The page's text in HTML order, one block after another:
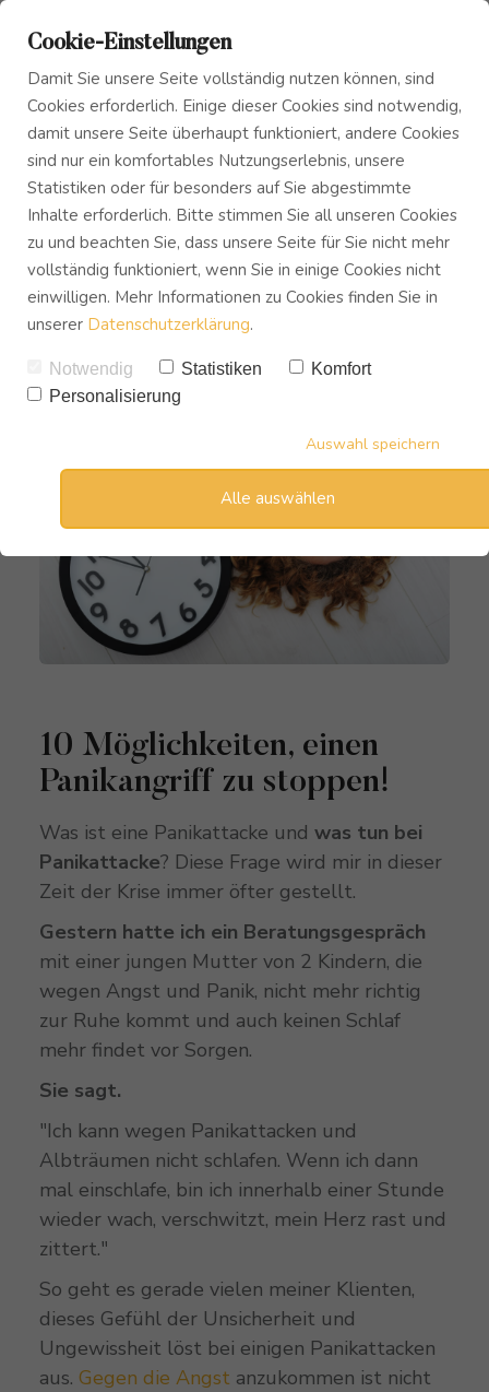
Das Innere Kind
Innerer Frieden
Blog
Podcast
Buch
Download
Was tun bei
Panikattacken? 10 Tipps
die sofort helfen!
27 SHARES
10 Möglichkeiten, einen
Panikangriff zu stoppen!
Was ist eine Panikattacke und was tun bei
Panikattacke? Diese Frage wird mir in dieser
Zeit der Krise immer öfter gestellt.
Gestern hatte ich ein Beratungsgespräch
mit einer jungen Mutter von 2 Kindern, die
wegen Angst und Panik, nicht mehr richtig
zur Ruhe kommt und auch keinen Schlaf
mehr findet vor Sorgen.
Sie sagt.
"Ich kann wegen Panikattacken und
Albträumen nicht schlafen. Wenn ich dann
mal einschlafe, bin ich innerhalb einer Stunde
wieder wach, verschwitzt, mein Herz rast und
zittert."
So geht es gerade vielen meiner Klienten,
dieses Gefühl der Unsicherheit und
Ungewissheit löst bei einigen Panikattacken
aus. Gegen die Angst anzukommen ist nicht
Cookie-Einstellungen
Damit Sie unsere Seite vollständig nutzen können, sind
Cookies erforderlich. Einige dieser Cookies sind notwendig,
damit unsere Seite überhaupt funktioniert, andere Cookies
sind nur ein komfortables Nutzungserlebnis, unsere
Statistiken oder für besonders auf Sie abgestimmte
Inhalte erforderlich. Bitte stimmen Sie all unseren Cookies
zu und beachten Sie, dass unsere Seite für Sie nicht mehr
vollständig funktioniert, wenn Sie in einige Cookies nicht
einwilligen. Mehr Informationen zu Cookies finden Sie in
unserer Datenschutzerklärung.
Notwendig Statistiken
Komfort
Personalisierung
Auswahl speichern
Alle auswählen